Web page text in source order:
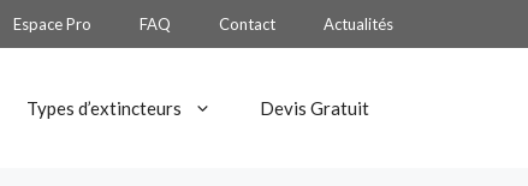
Espace Pro FAQ Contact Actualités
Types d’extincteurs Devis Gratuit